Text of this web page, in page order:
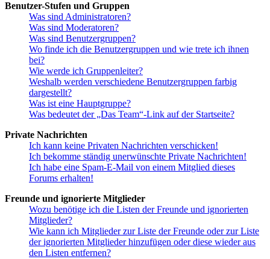
Benutzer-Stufen und Gruppen
Was sind Administratoren?
Was sind Moderatoren?
Was sind Benutzergruppen?
Wo finde ich die Benutzergruppen und wie trete ich ihnen
bei?
Wie werde ich Gruppenleiter?
Weshalb werden verschiedene Benutzergruppen farbig
dargestellt?
Was ist eine Hauptgruppe?
Was bedeutet der „Das Team“-Link auf der Startseite?
Private Nachrichten
Ich kann keine Privaten Nachrichten verschicken!
Ich bekomme ständig unerwünschte Private Nachrichten!
Ich habe eine Spam-E-Mail von einem Mitglied dieses
Forums erhalten!
Freunde und ignorierte Mitglieder
Wozu benötige ich die Listen der Freunde und ignorierten
Mitglieder?
Wie kann ich Mitglieder zur Liste der Freunde oder zur Liste
der ignorierten Mitglieder hinzufügen oder diese wieder aus
den Listen entfernen?